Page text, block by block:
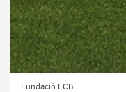
Fundació FCB